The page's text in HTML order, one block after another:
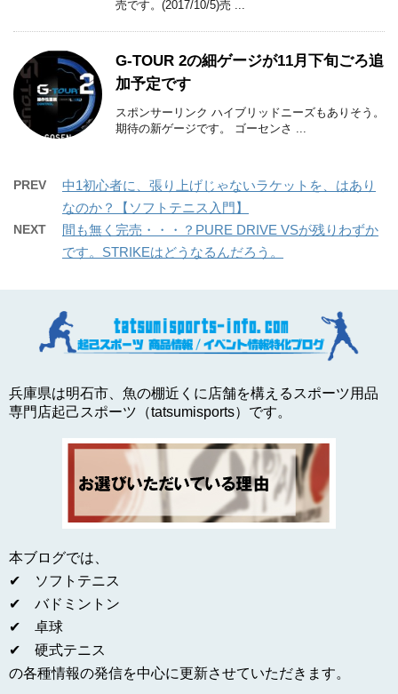
売です。(2017/10/5)売 ...
G-TOUR 2の細ゲージが11月下旬ごろ追
加予定です
スポンサーリンク ハイブリッドニーズもありそう。
期待の新ゲージです。 ゴーセンさ ...
PREV
中1初心者に、張り上げじゃないラケットを、はあり
なのか？【ソフトテニス入門】
NEXT
間も無く完売・・・？PURE DRIVE VSが残りわずか
です。STRIKEはどうなるんだろう。
兵庫県は明石市、魚の棚近くに店舗を構えるスポーツ用品
専門店起己スポーツ（tatsumisports）です。
本ブログでは、
✔ ソフトテニス
✔ バドミントン
✔ 卓球
✔ 硬式テニス
の各種情報の発信を中心に更新させていただきます。